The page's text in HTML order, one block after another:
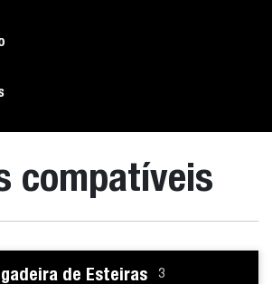
compatíveis
de Esteiras 3